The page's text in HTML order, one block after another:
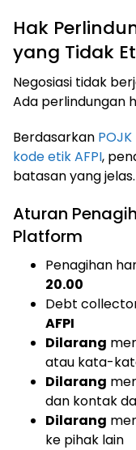
Hak
yang Tidak
Negosiasi tidak
Ada perlindungan
Berdasarkan
kode etik AFPI,
batasan yang jelas.
Aturan
Platform
Penagihan
20.00
Debt
AFPI
Dilarang
atau kata-
Dilarang
dan kontak
Dilarang
ke pihak lain